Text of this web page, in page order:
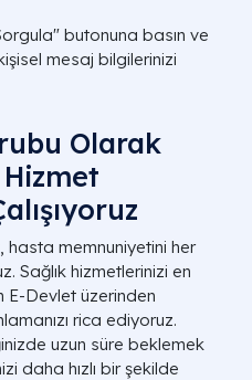
butonuna basın ve
mesaj bilgilerinizi
Olarak
Hizmet
hasta memnuniyetini her
Sağlık hizmetlerinizi en
E-Devlet üzerinden
rica ediyoruz.
uzun süre beklemek
daha hızlı bir şekilde